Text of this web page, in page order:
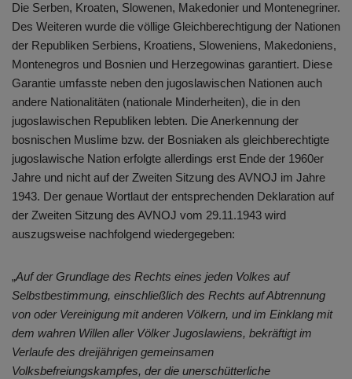
Die Serben, Kroaten, Slowenen, Makedonier und Montenegriner.
Des Weiteren wurde die völlige Gleichberechtigung der Nationen
der Republiken Serbiens, Kroatiens, Sloweniens, Makedoniens,
Montenegros und Bosnien und Herzegowinas garantiert. Diese
Garantie umfasste neben den jugoslawischen Nationen auch
andere Nationalitäten (nationale Minderheiten), die in den
jugoslawischen Republiken lebten. Die Anerkennung der
bosnischen Muslime bzw. der Bosniaken als gleichberechtigte
jugoslawische Nation erfolgte allerdings erst Ende der 1960er
Jahre und nicht auf der Zweiten Sitzung des AVNOJ im Jahre
1943. Der genaue Wortlaut der entsprechenden Deklaration auf
der Zweiten Sitzung des AVNOJ vom 29.11.1943 wird
auszugsweise nachfolgend wiedergegeben:
„Auf der Grundlage des Rechts eines jeden Volkes auf
Selbstbestimmung, einschließlich des Rechts auf Abtrennung
von oder Vereinigung mit anderen Völkern, und im Einklang mit
dem wahren Willen aller Völker Jugoslawiens, bekräftigt im
Verlaufe des dreijährigen gemeinsamen
Volksbefreiungskampfes, der die unerschütterliche